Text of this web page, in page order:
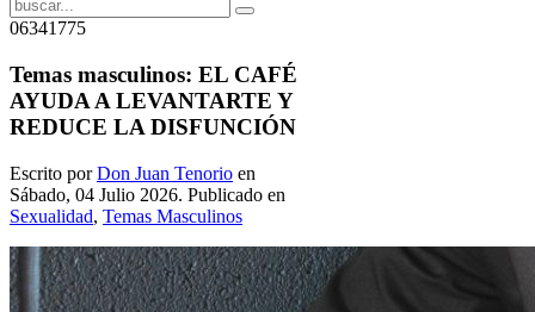
06341775
Temas masculinos: EL CAFÉ
AYUDA A LEVANTARTE Y
REDUCE LA DISFUNCIÓN
Escrito porDon Juan Tenorio en
Sábado, 04 Julio 2026. Publicado en
Sexualidad, Temas Masculinos